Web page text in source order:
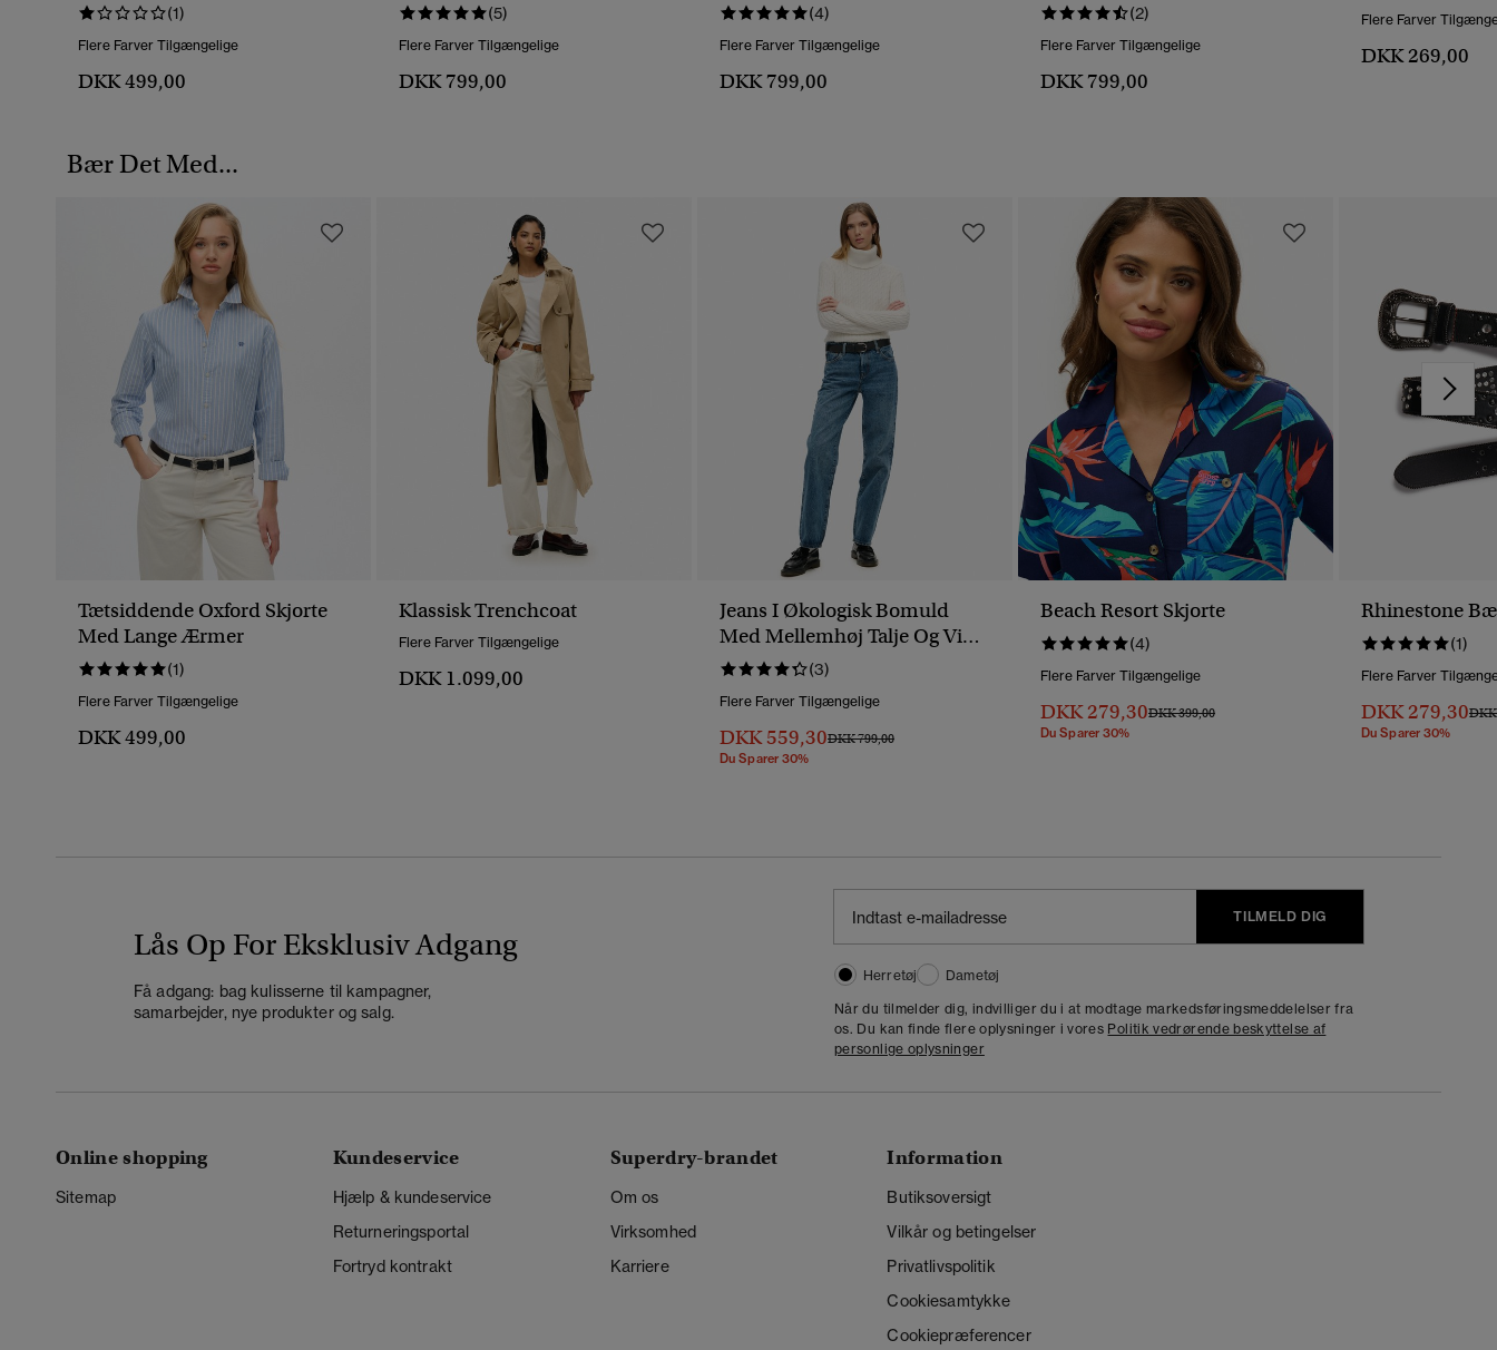
(1)
Flere Farver Tilgængelige
DKK 499,00
(5)
Flere Farver Tilgængelige
DKK 799,00
(4)
Flere Farver Tilgængelige
DKK 799,00
(2)
Flere Farver Tilgængelige
DKK 799,00
Flere Farver
DKK 269,00
Bær Det Med...
Tætsiddende Oxford Skjorte
Med Lange Ærmer
(1)
Flere Farver Tilgængelige
DKK 499,00
Klassisk Trenchcoat
Flere Farver Tilgængelige
DKK 1.099,00
Jeans I Økologisk Bomuld
Med Mellemhøj Talje Og Vide
Ben
(3)
Flere Farver Tilgængelige
DKK 559,30Pris Nedsat Fra
DKK 799,00Til
Du Sparer 30%
Beach Resort Skjorte
(4)
Flere Farver Tilgængelige
DKK 279,30Pris Nedsat Fra
DKK 399,00Til
Du Sparer 30%
Rhinestone
(1)
Flere Farver
DKK 279,30Pris
Du Sparer 30%
Lås Op For Eksklusiv Adgang
Få adgang: bag kulisserne til kampagner,
samarbejder, nye produkter og salg.
TILMELD DIG
Herretøj
Dametøj
Når du tilmelder dig, indvilliger du i at modtage markedsføringsmeddelelser fra
os. Du kan finde flere oplysninger i vores Politik vedrørende beskyttelse af
personlige oplysninger
Online shopping
Sitemap
Kundeservice
Hjælp & kundeservice
Returneringsportal
Fortryd kontrakt
Superdry-brandet
Om os
Virksomhed
Karriere
Information
Butiksoversigt
Vilkår og betingelser
Privatlivspolitik
Cookiesamtykke
Cookiepræferencer